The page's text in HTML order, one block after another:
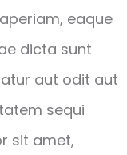
eaque
dicta sunt
aut odit aut
sequi
sit amet,